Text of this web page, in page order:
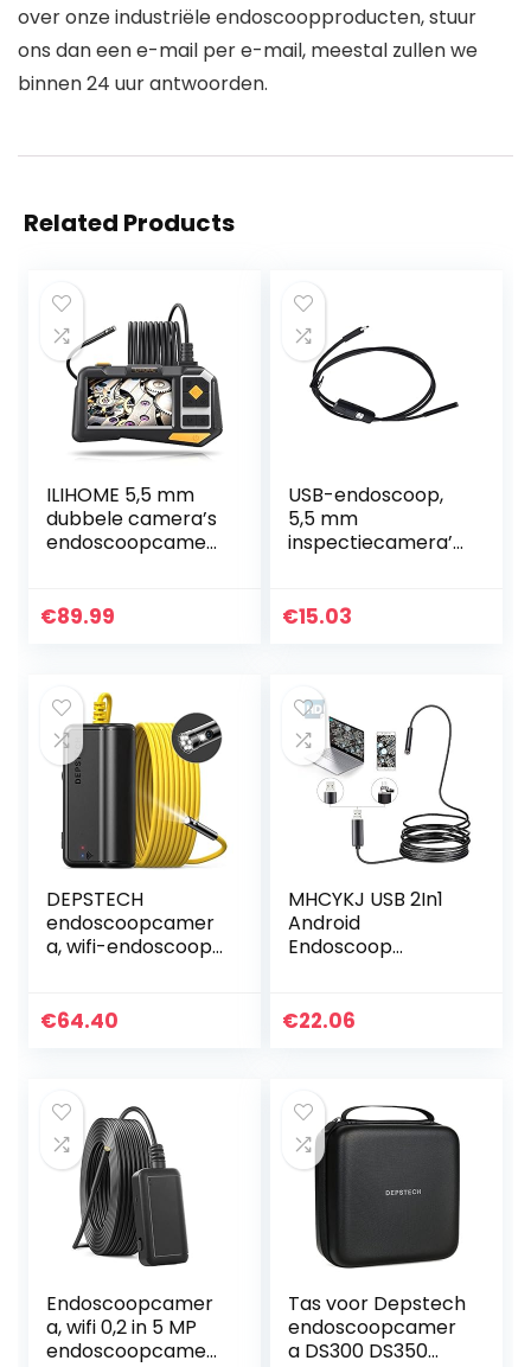
over onze industriële endoscoopproducten, stuur
ons dan een e-mail per e-mail, meestal zullen we
binnen 24 uur antwoorden.
Related Products
ILIHOME 5,5 mm
dubbele camera’s
endoscoopcamer
camera, dual lens-
€89.99
USB-endoscoop,
5,5 mm
inspectiecamera’s
€15.03
DEPSTECH
endoscoopcamer
a, wifi-endoscoop,
HD
€64.40
MHCYKJ USB 2In1
Android
Endoscoop
Inspectie 5.5Mm
€22.06
Endoscoopcamer
a, wifi 0,2 in 5 MP
endoscoopcamer
Tas voor Depstech
endoscoopcamer
a DS300 DS350